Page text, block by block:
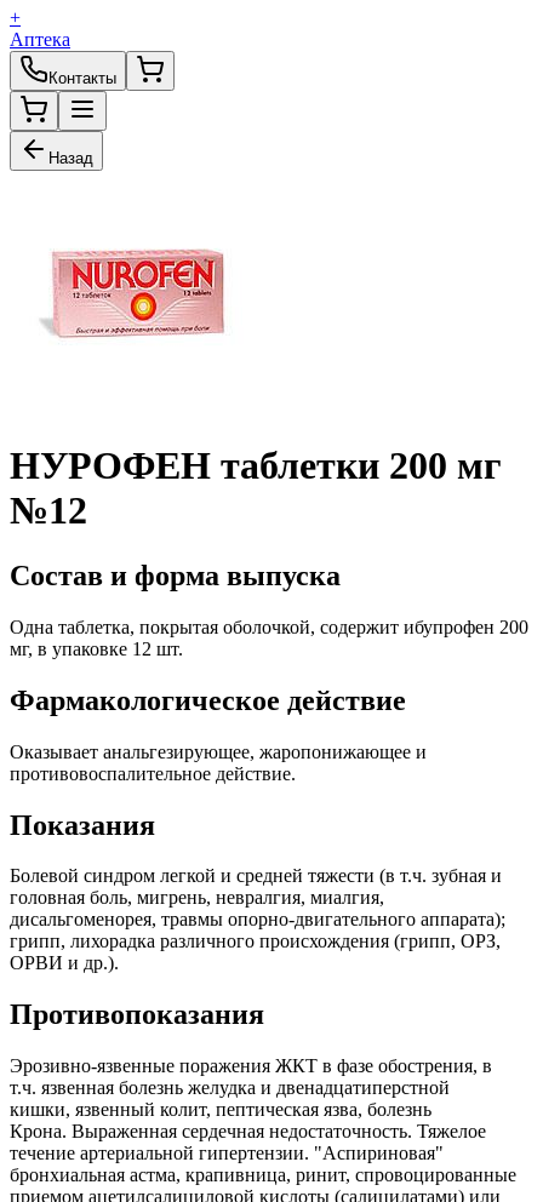
+
Аптека
Контакты
Назад
НУРОФЕН таблетки 200 мг
№12
Состав и форма выпуска
Одна таблетка, покрытая оболочкой, содержит ибупрофен 200
мг, в упаковке 12 шт.
Фармакологическое действие
Оказывает анальгезирующее, жаропонижающее и
противовоспалительное действие.
Показания
Болевой синдром легкой и средней тяжести (в т.ч. зубная и
головная боль, мигрень, невралгия, миалгия,
дисальгоменорея, травмы опорно-двигательного аппарата);
грипп, лихорадка различного происхождения (грипп, ОРЗ,
ОРВИ и др.).
Противопоказания
Эрозивно-язвенные поражения ЖКТ в фазе обострения, в
т.ч. язвенная болезнь желудка и двенадцатиперстной
кишки, язвенный колит, пептическая язва, болезнь
Крона. Выраженная сердечная недостаточность. Тяжелое
течение артериальной гипертензии. "Аспириновая"
бронхиальная астма, крапивница, ринит, спровоцированные
приемом ацетилсалициловой кислоты (салицилатами) или